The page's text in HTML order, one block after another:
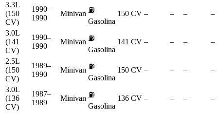
3.3L
(150
CV)
1990–
1990
Minivan ⛽
Gasolina
150 CV – – – –
3.0L
(141
CV)
1990–
1990
Minivan ⛽
Gasolina
141 CV – – – –
2.5L
(150
CV)
1989–
1990
Minivan ⛽
Gasolina
150 CV – – – –
3.0L
(136
CV)
1987–
1989
Minivan ⛽
Gasolina
136 CV – – – –